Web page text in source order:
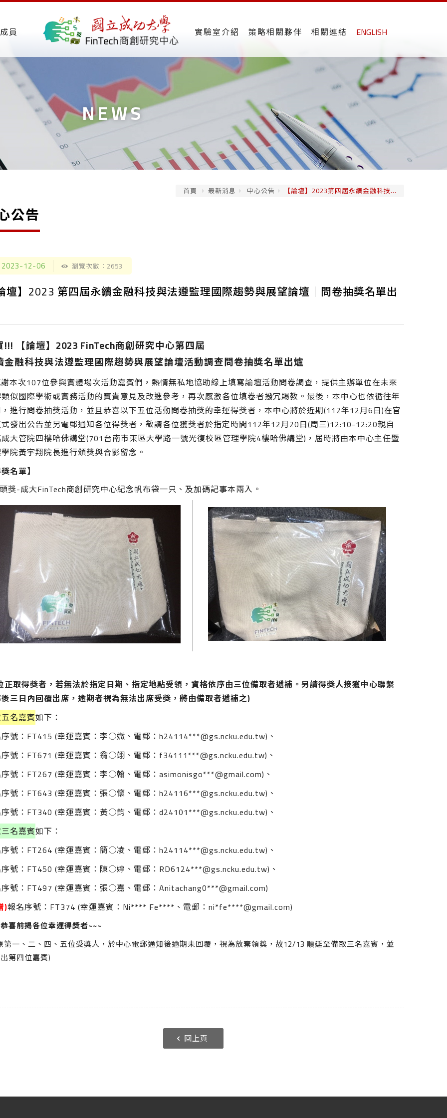
員 實驗室介紹 策略相關夥伴 相關連結 ENGLISH
NEWS
首頁 最新消息 中心公告 【論壇】2023第四屆永續金融科技...
公告
2023-12-06 瀏覽次數：2653
壇】2023 第四屆永續金融科技與法遵監理國際趨勢與展望論壇｜問卷抽獎名單出
!!! 【論壇】2023 FinTech商創研究中心第四屆
金融科技與法遵監理國際趨勢與展望論壇活動調查問卷抽獎名單出爐
本次107位參與實體場次活動嘉賓們，熱情無私地協助線上填寫論壇活動問卷調查，提供主辦單位在未來
似國際學術或實務活動的寶貴意見及改進參考，再次感激各位填卷者撥冗賜教。最後，本中心也依循往年
進行問卷抽獎活動，並且恭喜以下五位活動問卷抽獎的幸運得獎者，本中心將於近期(112年12月6日)在官
發出公告並另電郵通知各位得獎者，敬請各位獲獎者於指定時間112年12月20日(周三)12:10-12:20親自
大管院四樓哈佛講堂(701台南市東區大學路一號光復校區管理學院4樓哈佛講堂)，屆時將由本中心主任暨
院黃宇翔院長進行頒獎與合影留念。
名單】
頭獎-成大FinTech商創研究中心紀念帆布袋一只、及加碼記事本兩入。
正取得獎者，若無法於指定日期、指定地點受領，資格依序由三位備取者遞補。另請得獎人接獲中心聯繫
三日內回覆出席，逾期者視為無法出席受獎，將由備取者遞補之)
名嘉賓如下：
號：FT415 (幸運嘉賓：李○媺、電郵：h24114***@gs.ncku.edu.tw)、
號：FT671 (幸運嘉賓：翁○翊、電郵： f34111***@gs.ncku.edu.tw)、
號：FT267 (幸運嘉賓：李○翰、電郵：asimonisgo***@gmail.com)、
號：FT643 (幸運嘉賓：張○懷、電郵：h24116***@gs.ncku.edu.tw)、
號：FT340 (幸運嘉賓：黃○鈞、電郵：d24101***@gs.ncku.edu.tw)、
名嘉賓如下：
號：FT264 (幸運嘉賓：簡○凌、電郵：h24114***@gs.ncku.edu.tw)、
號：FT450 (幸運嘉賓：陳○婷、電郵： RD6124***@gs.ncku.edu.tw)、
號：FT497 (幸運嘉賓：張○嘉、電郵：Anitachang0***@gmail.com)
)報名序號：FT374 (幸運嘉賓：Ni**** Fe****、電郵：ni*fe****@gmail.com)
喜前揭各位幸運得獎者~~~
第一、二、四、五位受獎人，於中心電郵通知後逾期未回覆，視為放棄領獎，故12/13 順延至備取三名嘉賓，並
第四位嘉賓)
回上頁